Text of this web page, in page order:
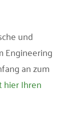
und
Engineering
an zum
hier Ihren